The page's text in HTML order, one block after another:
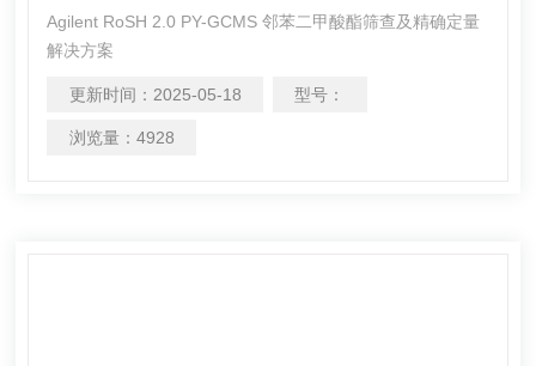
Agilent RoSH 2.0 PY-GCMS 邻苯二甲酸酯筛查及精确定量
解决方案
更新时间： 2025-05-18 型号：
浏览量： 4928